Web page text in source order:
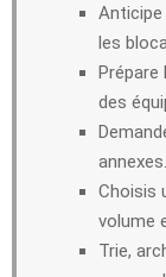
Anticipe
les
Prépare
des
annexes.
Choisis
volume
Trie,